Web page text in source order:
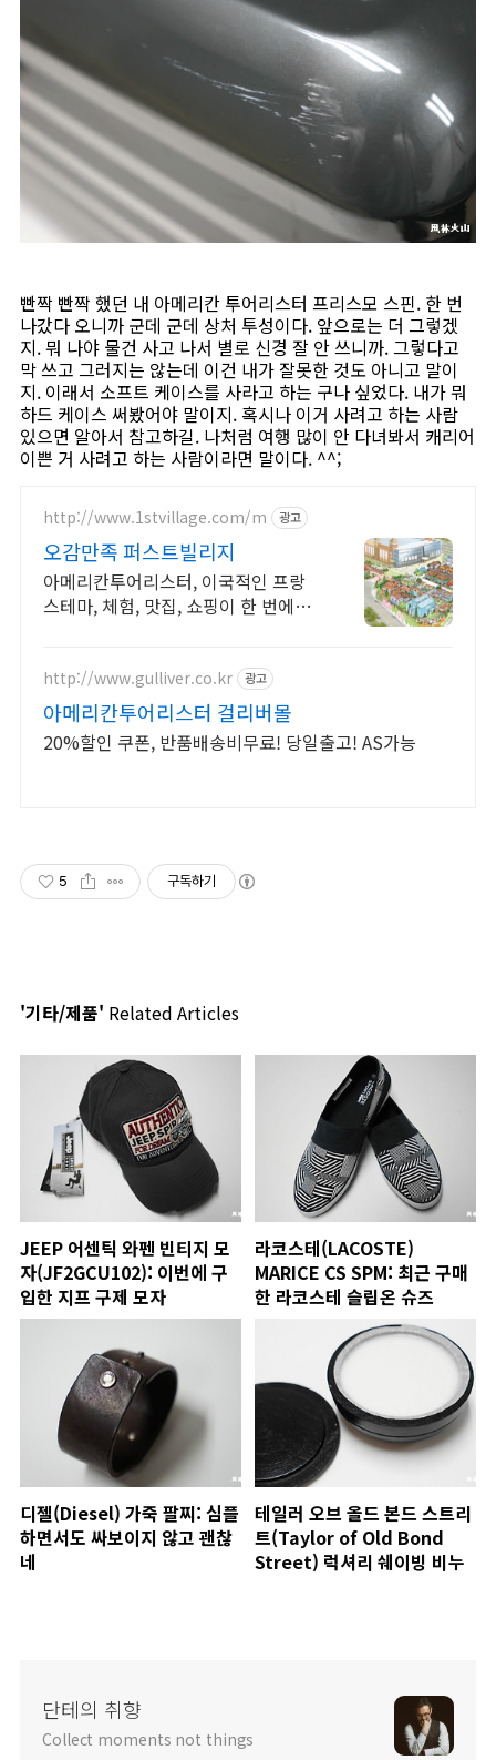
빤짝 빤짝 했던 내 아메리칸 투어리스터 프리스모 스핀. 한 번
나갔다 오니까 군데 군데 상처 투성이다. 앞으로는 더 그렇겠
지. 뭐 나야 물건 사고 나서 별로 신경 잘 안 쓰니까. 그렇다고
막 쓰고 그러지는 않는데 이건 내가 잘못한 것도 아니고 말이
지. 이래서 소프트 케이스를 사라고 하는 구나 싶었다. 내가 뭐
하드 케이스 써봤어야 말이지. 혹시나 이거 사려고 하는 사람
있으면 알아서 참고하길. 나처럼 여행 많이 안 다녀봐서 캐리어
이쁜 거 사려고 하는 사람이라면 말이다. ^^;
http://www.1stvillage.com/m 광고
오감만족 퍼스트빌리지
아메리칸투어리스터, 이국적인 프랑
스테마, 체험, 맛집, 쇼핑이 한 번에
http://www.gulliver.co.kr 광고
아메리칸투어리스터 걸리버몰
20%할인 쿠폰, 반품배송비무료! 당일출고! AS가능
5 구독하기
'기타/제품' Related Articles
JEEP 어센틱 와펜 빈티지 모
자(JF2GCU102): 이번에 구
입한 지프 구제 모자
라코스테(LACOSTE)
MARICE CS SPM: 최근 구매
한 라코스테 슬립온 슈즈
디젤(Diesel) 가죽 팔찌: 심플
하면서도 싸보이지 않고 괜찮
네
테일러 오브 올드 본드 스트리
트(Taylor of Old Bond
Street) 럭셔리 쉐이빙 비누
단테의 취향
Collect moments not things